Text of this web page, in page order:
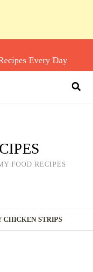
Every Day
FOOD RECIPES
CHICKEN STRIPS